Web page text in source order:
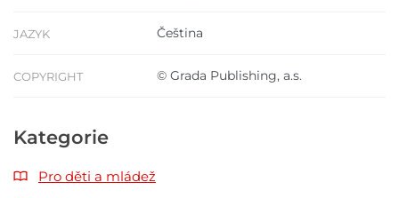
JAZYK Čeština
COPYRIGHT © Grada Publishing, a.s.
Kategorie
Pro děti a mládež